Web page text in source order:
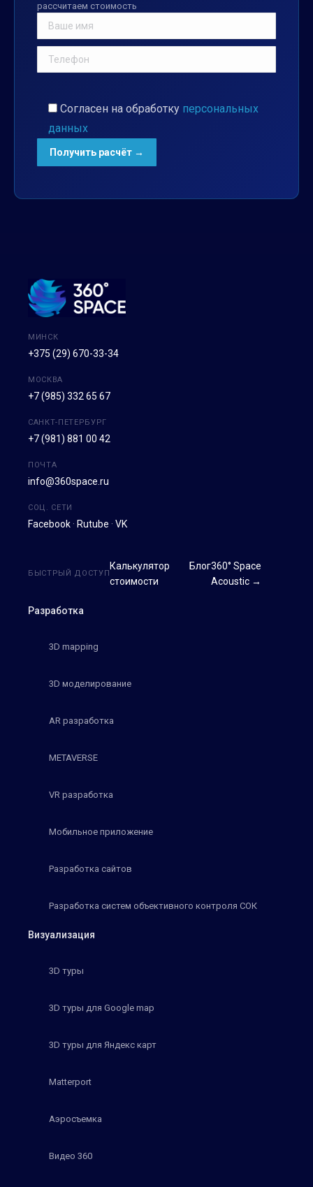
рассчитаем стоимость
Согласен на обработку персональных
данных
МИНСК
+375 (29) 670-33-34
МОСКВА
+7 (985) 332 65 67
САНКТ-ПЕТЕРБУРГ
+7 (981) 881 00 42
ПОЧТА
info@360space.ru
СОЦ. СЕТИ
Facebook · Rutube · VK
Разработка
3D mapping
3D моделирование
AR разработка
METAVERSE
VR разработка
Мобильное приложение
Разработка сайтов
Разработка систем объективного контроля СОК
Визуализация
3D туры
3D туры для Google map
3D туры для Яндекс карт
Matterport
Аэросъемка
Видео 360
БЫСТРЫЙ ДОСТУП
Калькулятор
стоимости
Блог360° Space
Acoustic →